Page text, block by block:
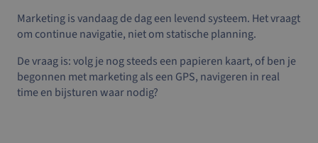
Marketing is vandaag de dag een levend systeem. Het vraagt
om continue navigatie, niet om statische planning.
De vraag is: volg je nog steeds een papieren kaart, of ben je
begonnen met marketing als een GPS, navigeren in real
time en bijsturen waar nodig?